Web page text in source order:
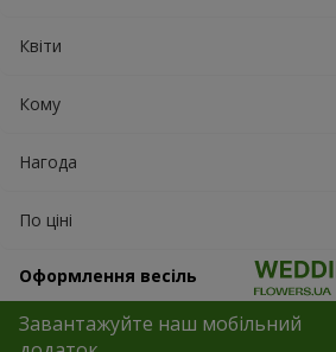
Квіти
Кому
Нагода
По ціні
Оформлення весіль
Завантажуйте наш мобільний